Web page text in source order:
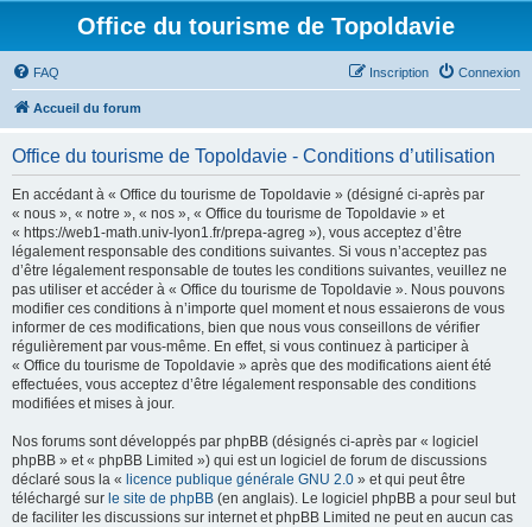
Office du tourisme de Topoldavie
FAQ Connexion
Inscription
Accueil du forum
Office du tourisme de Topoldavie - Conditions d’utilisation
En accédant à « Office du tourisme de Topoldavie » (désigné ci-après par
« nous », « notre », « nos », « Office du tourisme de Topoldavie » et
« https://web1-math.univ-lyon1.fr/prepa-agreg »), vous acceptez d’être
légalement responsable des conditions suivantes. Si vous n’acceptez pas
d’être légalement responsable de toutes les conditions suivantes, veuillez ne
pas utiliser et accéder à « Office du tourisme de Topoldavie ». Nous pouvons
modifier ces conditions à n’importe quel moment et nous essaierons de vous
informer de ces modifications, bien que nous vous conseillons de vérifier
régulièrement par vous-même. En effet, si vous continuez à participer à
« Office du tourisme de Topoldavie » après que des modifications aient été
effectuées, vous acceptez d’être légalement responsable des conditions
modifiées et mises à jour.
Nos forums sont développés par phpBB (désignés ci-après par « logiciel
phpBB » et « phpBB Limited ») qui est un logiciel de forum de discussions
déclaré sous la « licence publique générale GNU 2.0 » et qui peut être
téléchargé sur le site de phpBB (en anglais). Le logiciel phpBB a pour seul but
de faciliter les discussions sur internet et phpBB Limited ne peut en aucun cas